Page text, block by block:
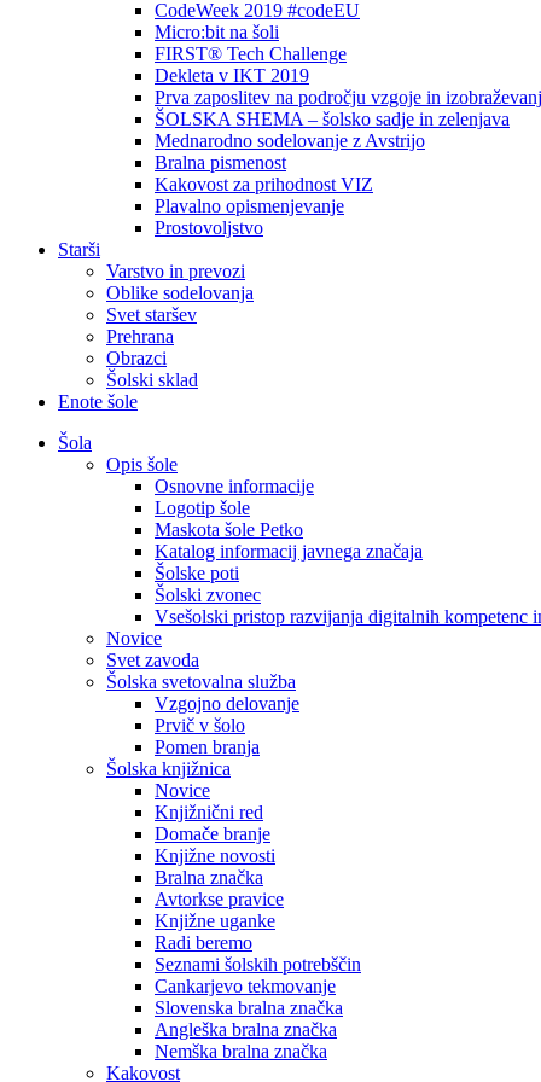
CodeWeek 2019 #codeEU
Micro:bit na šoli
FIRST® Tech Challenge
Dekleta v IKT 2019
Prva zaposlitev na področju vzgoje in
ŠOLSKA SHEMA – šolsko sadje in zelenjava
Mednarodno sodelovanje z Avstrijo
Bralna pismenost
Kakovost za prihodnost VIZ
Plavalno opismenjevanje
Prostovoljstvo
Starši
Varstvo in prevozi
Oblike sodelovanja
Svet staršev
Prehrana
Obrazci
Šolski sklad
Enote šole
Šola
Opis šole
Osnovne informacije
Logotip šole
Maskota šole Petko
Katalog informacij javnega značaja
Šolske poti
Šolski zvonec
Vsešolski pristop razvijanja digitalnih kompetenc
Novice
Svet zavoda
Šolska svetovalna služba
Vzgojno delovanje
Prvič v šolo
Pomen branja
Šolska knjižnica
Novice
Knjižnični red
Domače branje
Knjižne novosti
Bralna značka
Avtorkse pravice
Knjižne uganke
Radi beremo
Seznami šolskih potrebščin
Cankarjevo tekmovanje
Slovenska bralna značka
Angleška bralna značka
Nemška bralna značka
Kakovost